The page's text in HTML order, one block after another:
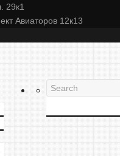
29к1
Авиаторов 12к13